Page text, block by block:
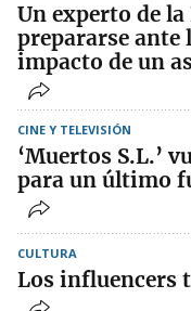
Un experto de la
prepararse ante
impacto de un
CINE Y TELEVISIÓN
‘Muertos S.L.’
para un último
CULTURA
Los influencers